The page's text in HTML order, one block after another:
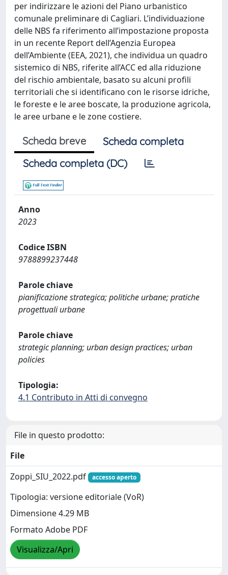
per indirizzare le azioni del Piano urbanistico
comunale preliminare di Cagliari. L’individuazione
delle NBS fa riferimento all’impostazione proposta
in un recente Report dell’Agenzia Europea
dell’Ambiente (EEA, 2021), che individua un quadro
sistemico di NBS, riferite all’ACC ed alla riduzione
del rischio ambientale, basato su alcuni profili
territoriali che si identificano con le risorse idriche,
le foreste e le aree boscate, la produzione agricola,
le aree urbane e le zone costiere.
Scheda breve
Scheda completa
Scheda completa (DC)
Anno
2023
Codice ISBN
9788899237448
Parole chiave
pianificazione strategica; politiche urbane; pratiche
progettuali urbane
Parole chiave
strategic planning; urban design practices; urban
policies
Tipologia:
4.1 Contributo in Atti di convegno
File in questo prodotto:
File
Zoppi_SIU_2022.pdf
accesso aperto
Tipologia: versione editoriale (VoR)
Dimensione 4.29 MB
Formato Adobe PDF
Visualizza/Apri